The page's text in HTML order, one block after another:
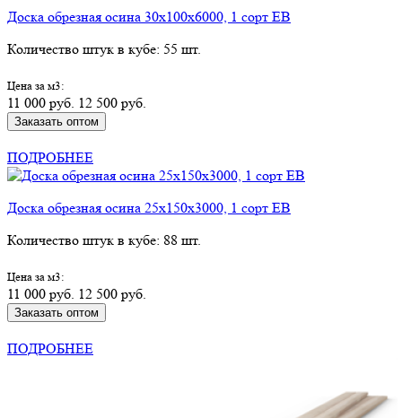
Доска обрезная осина 30х100х6000, 1 сорт ЕВ
Количество штук в кубе: 55 шт.
Цена за м3:
11 000 руб. 12 500 руб.
Заказать оптом
ПОДРОБНЕЕ
Доска обрезная осина 25х150х3000, 1 сорт ЕВ
Количество штук в кубе: 88 шт.
Цена за м3:
11 000 руб. 12 500 руб.
Заказать оптом
ПОДРОБНЕЕ